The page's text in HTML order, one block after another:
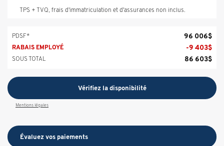
TPS + TVQ, frais d'immatriculation et d'assurances non inclus.
PDSF* 96 006$
RABAIS EMPLOYÉ -9 403$
SOUS TOTAL 86 603$
Vérifiez la disponibilité
Mentions légales
Évaluez vos paiements